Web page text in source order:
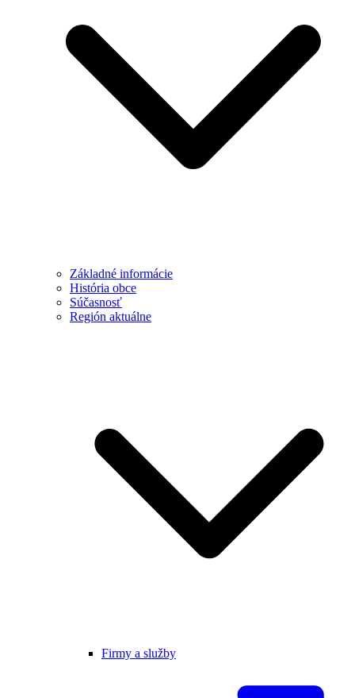
Základné informácie
História obce
Súčasnosť
Región aktuálne
Firmy a služby